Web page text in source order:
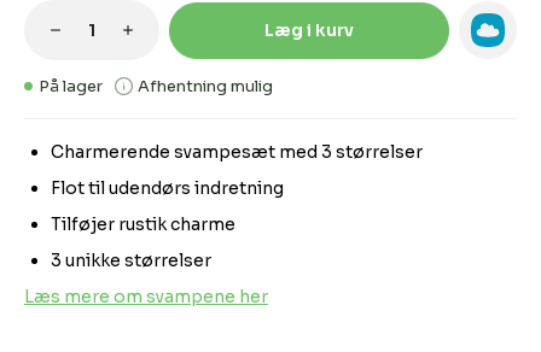
Charmerende svampesæt med 3 størrelser
Flot til udendørs indretning
Tilføjer rustik charme
3 unikke størrelser
Læs mere om svampene her
På lager Afhentning mulig
Produktmængde: Indtast den
Læg i kurv